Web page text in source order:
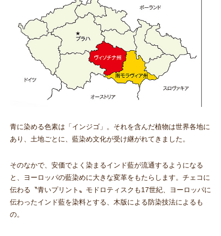
青に染める色素は「インジゴ」。それを含んだ植物は世界各地に
あり、土地ごとに、藍染め文化が受け継がれてきました。
そのなかで、安価でよく染まるインド藍が流通するようになる
と、ヨーロッパの藍染めに大きな変革をもたらします。チェコに
伝わる〝青いプリント〟モドロティスクも17世紀、ヨーロッパに
伝わったインド藍を染料とする、木版による防染技法によるも
の。